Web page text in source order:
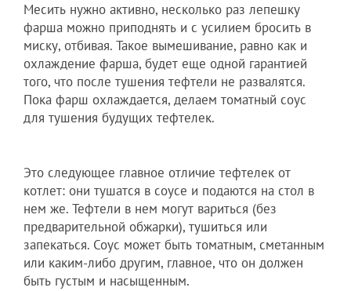
Месить нужно активно, несколько раз лепешку
фарша можно приподнять и с усилием бросить в
миску, отбивая. Такое вымешивание, равно как и
охлаждение фарша, будет еще одной гарантией
того, что после тушения тефтели не развалятся.
Пока фарш охлаждается, делаем томатный соус
для тушения будущих тефтелек.
Это следующее главное отличие тефтелек от
котлет: они тушатся в соусе и подаются на стол в
нем же. Тефтели в нем могут вариться (без
предварительной обжарки), тушиться или
запекаться. Соус может быть томатным, сметанным
или каким-либо другим, главное, что он должен
быть густым и насыщенным.